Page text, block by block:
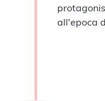
all'epoca